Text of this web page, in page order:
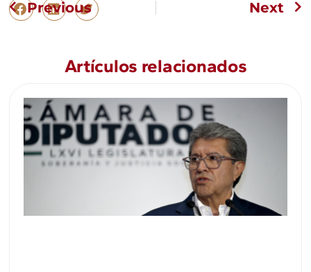
Previous Next
Artículos relacionados